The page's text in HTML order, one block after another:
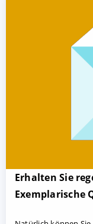
Erhalten Sie
Exemplarische